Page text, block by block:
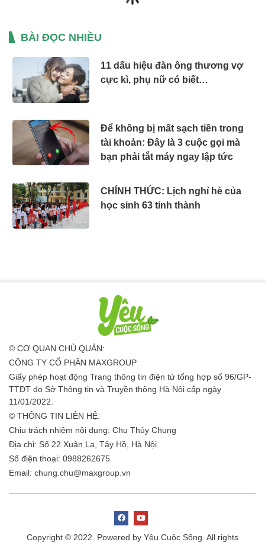
BÀI ĐỌC NHIỀU
11 dấu hiệu đàn ông thương vợ
cực kì, phụ nữ có biết…
Để không bị mất sạch tiền trong
tài khoản: Đây là 3 cuộc gọi mà
bạn phải tắt máy ngay lập tức
CHÍNH THỨC: Lịch nghỉ hè của
học sinh 63 tỉnh thành
© CƠ QUAN CHỦ QUẢN:
CÔNG TY CỔ PHẦN MAXGROUP
Giấy phép hoạt động Trang thông tin điện tử tổng hợp số 96/GP-
TTĐT do Sở Thông tin và Truyền thông Hà Nội cấp ngày
11/01/2022.
© THÔNG TIN LIÊN HỆ:
Chịu trách nhiệm nội dung: Chu Thủy Chung
Địa chỉ: Số 22 Xuân La, Tây Hồ, Hà Nội
Số điện thoại: 0988262675
Email: chung.chu@maxgroup.vn
Copyright © 2022. Powered by Yêu Cuộc Sống. All rights